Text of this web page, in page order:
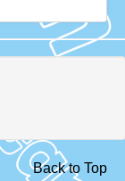
Back to Top